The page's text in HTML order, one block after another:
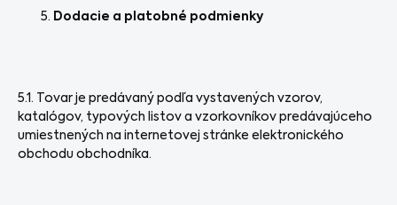
Dodacie a platobné podmienky
5.1. Tovar je predávaný podľa vystavených vzorov,
katalógov, typových listov a vzorkovníkov predávajúceho
umiestnených na internetovej stránke elektronického
obchodu obchodníka.